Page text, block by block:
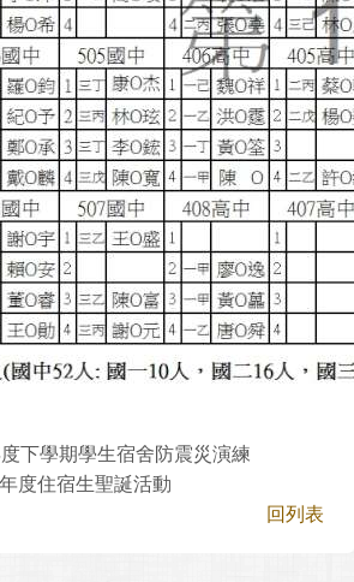
下學期學生宿舍防震災演練
度住宿生聖誕活動
回列表